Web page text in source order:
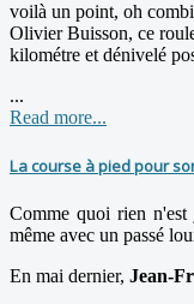
voilà un point, oh
Olivier Buisson, ce
kilométre et dénivelé
...
Read more...
La course à pied pour
Comme quoi rien n'est
même avec un passé
En mai dernier, Jean-